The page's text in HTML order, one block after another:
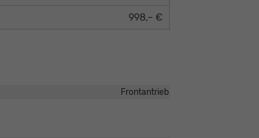
998,– €
Frontantrieb